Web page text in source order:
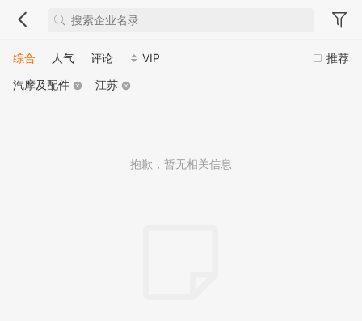
推荐
综合 人气 评论
VIP
汽摩及配件
江苏
抱歉，暂无相关信息